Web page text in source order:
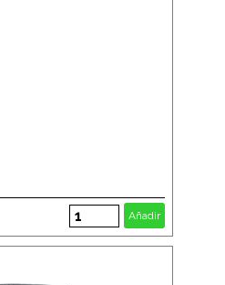
Añadir